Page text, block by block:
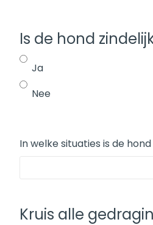
Is de hond
Ja
Nee
In welke situaties is de
Kruis alle